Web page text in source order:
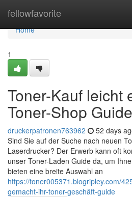
fellowfavorite
Home
Home
1
Toner-Kauf leicht
Toner-Shop Guide
druckerpatronen763962 52 days
Sind Sie auf der Suche nach neuen
Laserdrucker? Der Erwerb kann oft
unser Toner-Laden Guide da, um
bieten eine breite Auswahl an
https://toner005371.blogripley.com/
gemacht-ihr-toner-geschäft-guide